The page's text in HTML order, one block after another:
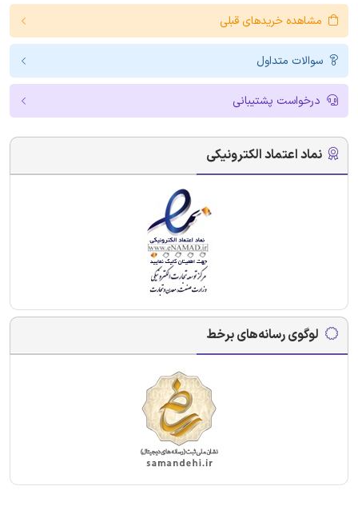
مشاهده خریدهای قبلی
سوالات متداول
درخواست پشتیبانی
نماد اعتماد الکترونیکی
لوگوی رسانه‌های برخط